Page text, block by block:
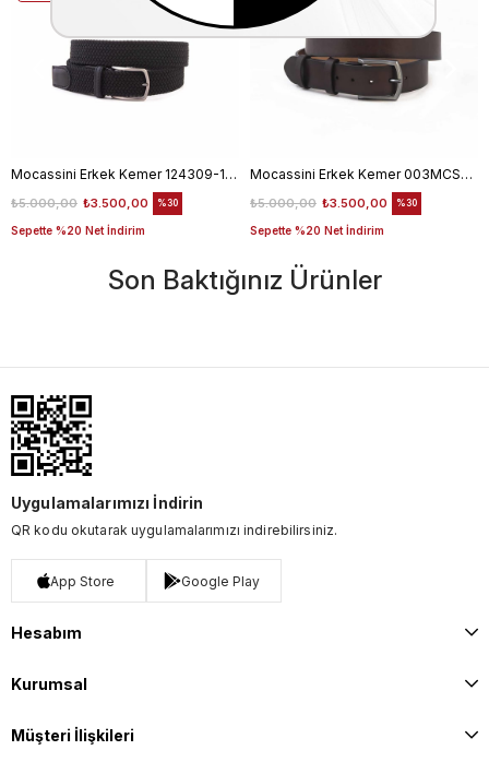
Mocassini Erkek Kemer 124309-100
₺3.500,00
₺5.000,00
Sepette %20 Net İndirim
%30
Mocassini Erkek Kemer 003MCSN B3245
₺3.500,00
₺5.000,00
Sepette %20 Net İndirim
%30
Son Baktığınız Ürünler
Uygulamalarımızı İndirin
QR kodu okutarak uygulamalarımızı indirebilirsiniz.
App Store Google Play
Hesabım
Kurumsal
Müşteri İlişkileri